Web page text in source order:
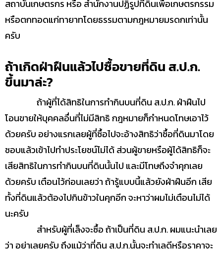
สถาบันเกษตรกร หรือ สำนักงานปฏิรูปที่ดินเพื่อเกษตรกรรม
หรือตกทอดแก่ทายาทโดยธรรมตามกฎหมายมรดกเท่านั้น
ครับ
ถ้าเกิดฝ่าฝืนแล้วไปซื้อขายที่ดิน ส.ป.ก.
ขึ้นมาล่ะ?
ถ้าผู้ที่ได้สิทธิในการทำกินบนที่ดิน ส.ป.ก. ฝ่าฝืนไป
โอนขายให้บุคคลอื่นที่ไม่มีสิทธิ กฎหมายก็กำหนดโทษเอาไว้
ด้วยครับ อย่างแรกเลยผู้ที่ซื้อไปจะอ้างสิทธิว่าซื้อที่ดินมาโดย
ชอบแล้วเข้าไปทำประโยชน์ไม่ได้ ส่วนผู้ขายหรือผู้ได้สิทธิก็จะ
เสียสิทธิในการทำกินบนที่ดินนั้นไป และมีโทษถึงจำคุกเลย
ด้วยครับ เตือนไว้ก่อนเลยว่า ถ้ารู้แบบนี้แล้วยังฝ่าฝืนอีก เสีย
ทั้งที่ดินแล้วต้องไปกินข้าวในคุกอีก จะหาว่าผมไม่เตือนไม่ได้
นะครับ
สำหรับผู้ที่เล็งจะซื้อ ถ้าเป็นที่ดิน ส.ป.ก. ผมแนะนำเลย
ว่า อย่าเลยครับ ถึงแม้ว่าที่ดิน ส.ป.ก.นั้นจะทำเลดีหรือราคาจะ